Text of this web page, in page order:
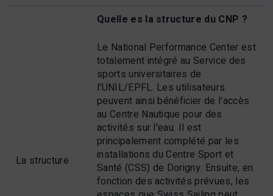
La structure
Quelle es la structure du CNP ?
Le National Performance Center est
totalement intégré au Service des
sports universitaires de
l'UNIL/EPFL. Les utilisateurs
peuvent ainsi bénéficier de l'accès
au Centre Nautique pour des
activités sur l'eau. Il est
principalement complété par les
installations du Centre Sport et
Santé (CSS) de Dorigny. Ensuite, en
fonction des activités prévues, les